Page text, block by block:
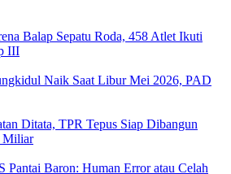
Balap Sepatu Roda, 458 Atlet Ikuti
III
Naik Saat Libur Mei 2026, PAD
Ditata, TPR Tepus Siap Dibangun
Miliar
Pantai Baron: Human Error atau Celah